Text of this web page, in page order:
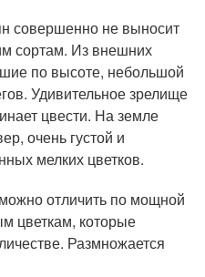
совершенно не выносит
сортам. Из внешних
по высоте, небольшой
Удивительное зрелище
цвести. На земле
очень густой и
мелких цветков.
отличить по мощной
цветкам, которые
Размножается